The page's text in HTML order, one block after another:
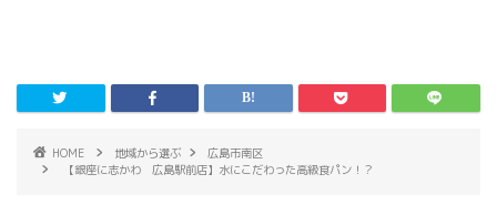
HOME 地域から選ぶ
広島市南区
【銀座に志かわ 広島駅前店】水にこだわった高級食パン！？